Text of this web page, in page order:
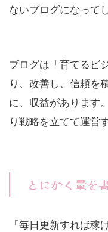
ないブログになって
ブログは「育てるビ
り、改善し、信頼を
に、収益があります
り戦略を立てて運営
とにかく量を
「毎日更新すれば稼